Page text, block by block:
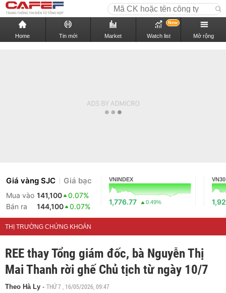
Home Tin mới Market Watch list
New
Mở rộng
Giá vàng SJC Giá bạc
Mua vào 141,100
0.07%
Bán ra
144,100 0.07%
VNINDEX
1,776.77 0.49%
VN30
THỊ TRƯỜNG CHỨNG KHOÁN
REE thay Tổng giám đốc, bà Nguyễn Thị
Mai Thanh rời ghế Chủ tịch từ ngày 10/7
Theo Hà Ly - THỨ 7 , 16/05/2026, 09:47